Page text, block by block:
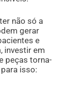
não só a
gerar
e
investir em
peças torna-
isso: